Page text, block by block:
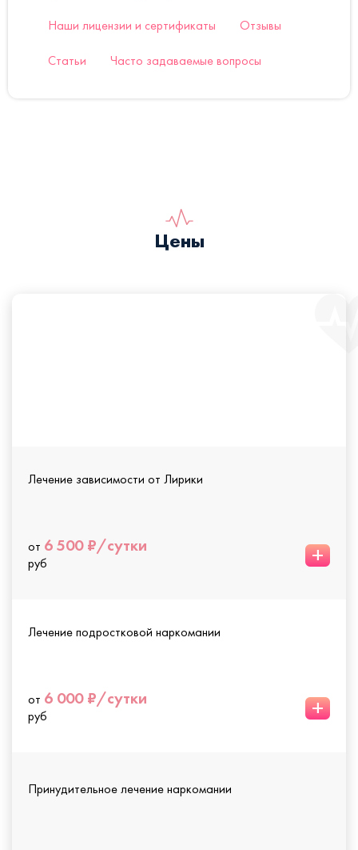
Наши лицензии и сертификаты Отзывы
Статьи Часто задаваемые вопросы
Цены
Лечение зависимости от Лирики
от 6 500 ₽/сутки
руб +
Лечение подростковой наркомании
от 6 000 ₽/сутки
руб +
Принудительное лечение наркомании